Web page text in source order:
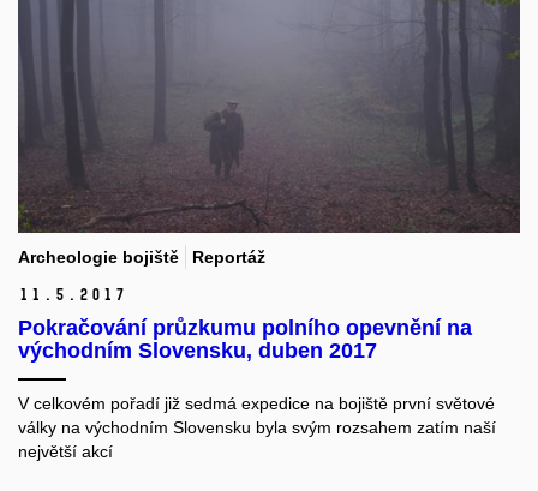
Archeologie bojiště Reportáž
11. 5. 2017
Pokračování průzkumu polního opevnění na
východním Slovensku, duben 2017
V celkovém pořadí již sedmá expedice na bojiště první světové
války na východním Slovensku byla svým rozsahem zatím naší
největší akcí